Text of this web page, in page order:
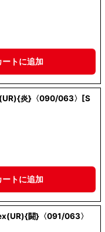
ートに追加
炎}〈090/063〉[S
ートに追加
闘}〈091/063〉